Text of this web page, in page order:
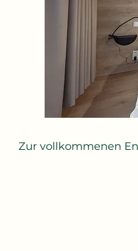
Zur vollkommenen